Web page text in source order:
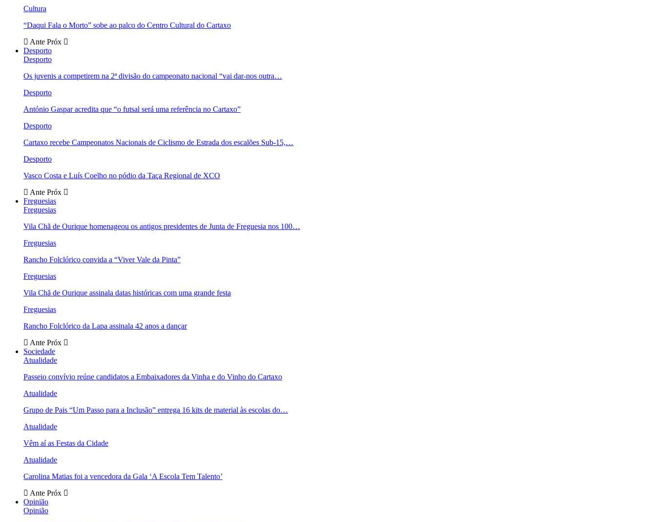
Cultura
“Daqui Fala o Morto” sobe ao palco do Centro Cultural do Cartaxo
Ante Próx
Desporto
Desporto
Os juvenis a competirem na 2ª divisão do campeonato nacional “vai dar-nos outra…
Desporto
António Gaspar acredita que “o futsal será uma referência no Cartaxo”
Desporto
Cartaxo recebe Campeonatos Nacionais de Ciclismo de Estrada dos escalões Sub-15,…
Desporto
Vasco Costa e Luís Coelho no pódio da Taça Regional de XCO
Ante Próx
Freguesias
Freguesias
Vila Chã de Ourique homenageou os antigos presidentes de Junta de Freguesia nos 100…
Freguesias
Rancho Folclórico convida a “Viver Vale da Pinta”
Freguesias
Vila Chã de Ourique assinala datas históricas com uma grande festa
Freguesias
Rancho Folclórico da Lapa assinala 42 anos a dançar
Ante Próx
Sociedade
Atualidade
Passeio convívio reúne candidatos a Embaixadores da Vinha e do Vinho do Cartaxo
Atualidade
Grupo de Pais “Um Passo para a Inclusão” entrega 16 kits de material às escolas do…
Atualidade
Vêm aí as Festas da Cidade
Atualidade
Carolina Matias foi a vencedora da Gala ‘A Escola Tem Talento’
Ante Próx
Opinião
Opinião